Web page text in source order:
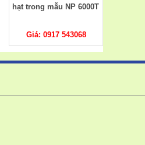
tay WA 1
Giá: 0917 543068